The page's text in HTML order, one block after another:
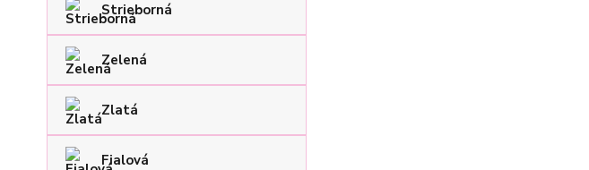
Strieborná
Zelená
Zlatá
Fialová